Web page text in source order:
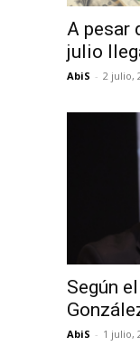
A pesar
julio
AbiS - 2 julio,
Según
AbiS - 1 julio,